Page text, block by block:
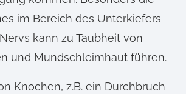
im Bereich des Unterkiefers
kann zu Taubheit von
und Mundschleimhaut führen.
Knochen, z.B. ein Durchbruch